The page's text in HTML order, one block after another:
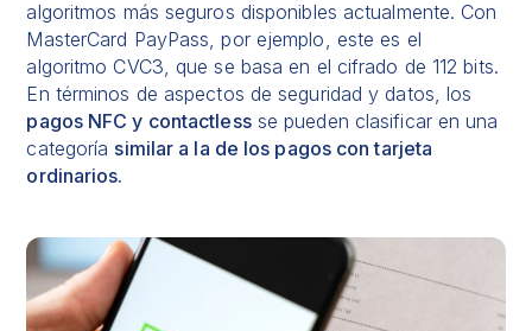
algoritmos más seguros disponibles actualmente. Con
MasterCard PayPass, por ejemplo, este es el
algoritmo CVC3, que se basa en el cifrado de 112 bits.
En términos de aspectos de seguridad y datos, los
pagos NFC y contactlessse pueden clasificar en una
categoría similar a la de los pagos con tarjeta
ordinarios.